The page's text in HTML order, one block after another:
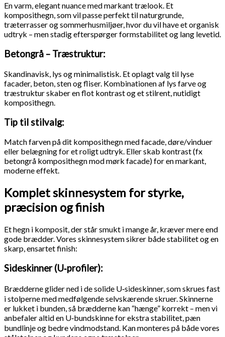
En varm, elegant nuance med markant trælook. Et
komposithegn, som vil passe perfekt til naturgrunde,
træterrasser og sommerhusmiljøer, hvor du vil have et organisk
udtryk – men stadig efterspørger formstabilitet og lang levetid.
Betongrå – Træstruktur:
Skandinavisk, lys og minimalistisk. Et oplagt valg til lyse
facader, beton, sten og fliser. Kombinationen af lys farve og
træstruktur skaber en flot kontrast og et stilrent, nutidigt
komposithegn.
Tip til stilvalg:
Match farven på dit komposithegn med facade, døre/vinduer
eller belægning for et roligt udtryk. Eller skab kontrast (fx
betongrå komposithegn mod mørk facade) for en markant,
moderne effekt.
Komplet skinnesystem for styrke,
præcision og finish
Et hegn i komposit, der står smukt i mange år, kræver mere end
gode brædder. Vores skinnesystem sikrer både stabilitet og en
skarp, ensartet finish:
Sideskinner (U‑profiler):
Brædderne glider ned i de solide U‑sideskinner, som skrues fast
i stolperne med medfølgende selvskærende skruer. Skinnerne
er lukket i bunden, så brædderne kan “hænge” korrekt – men vi
anbefaler altid en U‑bundskinne for ekstra stabilitet, pæn
bundlinje og bedre vindmodstand. Kan monteres på både vores